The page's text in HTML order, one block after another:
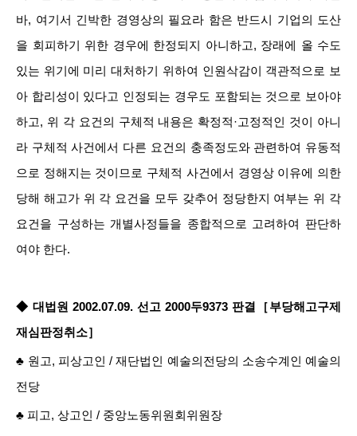
바, 여기서 긴박한 경영상의 필요라 함은 반드시 기업의 도산
을 회피하기 위한 경우에 한정되지 아니하고, 장래에 올 수도
있는 위기에 미리 대처하기 위하여 인원삭감이 객관적으로 보
아 합리성이 있다고 인정되는 경우도 포함되는 것으로 보아야
하고, 위 각 요건의 구체적 내용은 확정적·고정적인 것이 아니
라 구체적 사건에서 다른 요건의 충족정도와 관련하여 유동적
으로 정해지는 것이므로 구체적 사건에서 경영상 이유에 의한
당해 해고가 위 각 요건을 모두 갖추어 정당한지 여부는 위 각
요건을 구성하는 개별사정들을 종합적으로 고려하여 판단하
여야 한다.
◆ 대법원 2002.07.09. 선고 2000두9373 판결［부당해고구제
재심판정취소］
♣ 원고, 피상고인 / 재단법인 예술의전당의 소송수계인 예술의
전당
♣ 피고, 상고인 / 중앙노동위원회위원장